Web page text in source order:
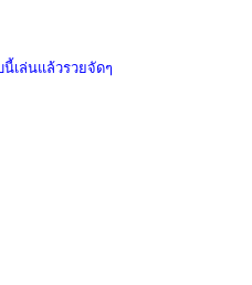
เล่นแล้วรวยจัดๆ